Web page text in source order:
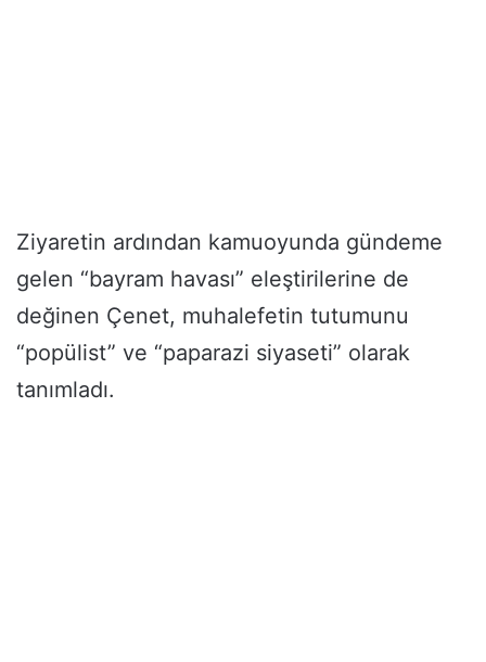
Ziyaretin ardından kamuoyunda gündeme
gelen “bayram havası” eleştirilerine de
değinen Çenet, muhalefetin tutumunu
“popülist” ve “paparazi siyaseti” olarak
tanımladı.